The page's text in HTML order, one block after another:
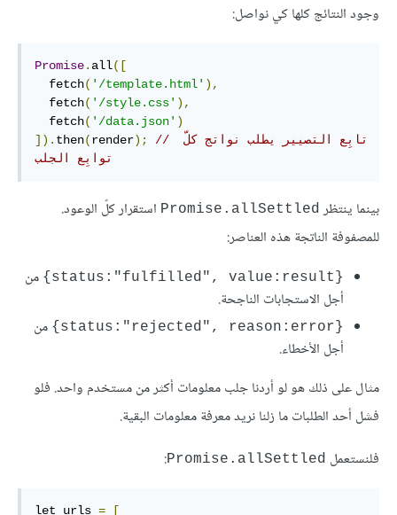
وجود النتائج كلها كي نواصل:
Promise. all([
  fetch
( '/template.html' ),
  fetch
( '/style.css' ),
  fetch
( '/data.json' )
]). then(render);
// تابِع التصيير يطلب نواتج كلّ
توابِع الجلب
بينما ينتظر Promise.allSettled استقرار كلّ الوعود.
للمصفوفة الناتجة هذه العناصر:
{status:"fulfilled", value:result}
من
أجل الاستجابات الناجحة.
‎{status:"rejected", reason:error}‎ من
أجل الأخطاء.
مثال على ذلك هو لو أردنا جلب معلومات أكثر من مستخدم واحد. فلو
فشل أحد الطلبات ما زلنا نريد معرفة معلومات البقية.
فلنستعمل Promise.allSettled
:
let urls =
[